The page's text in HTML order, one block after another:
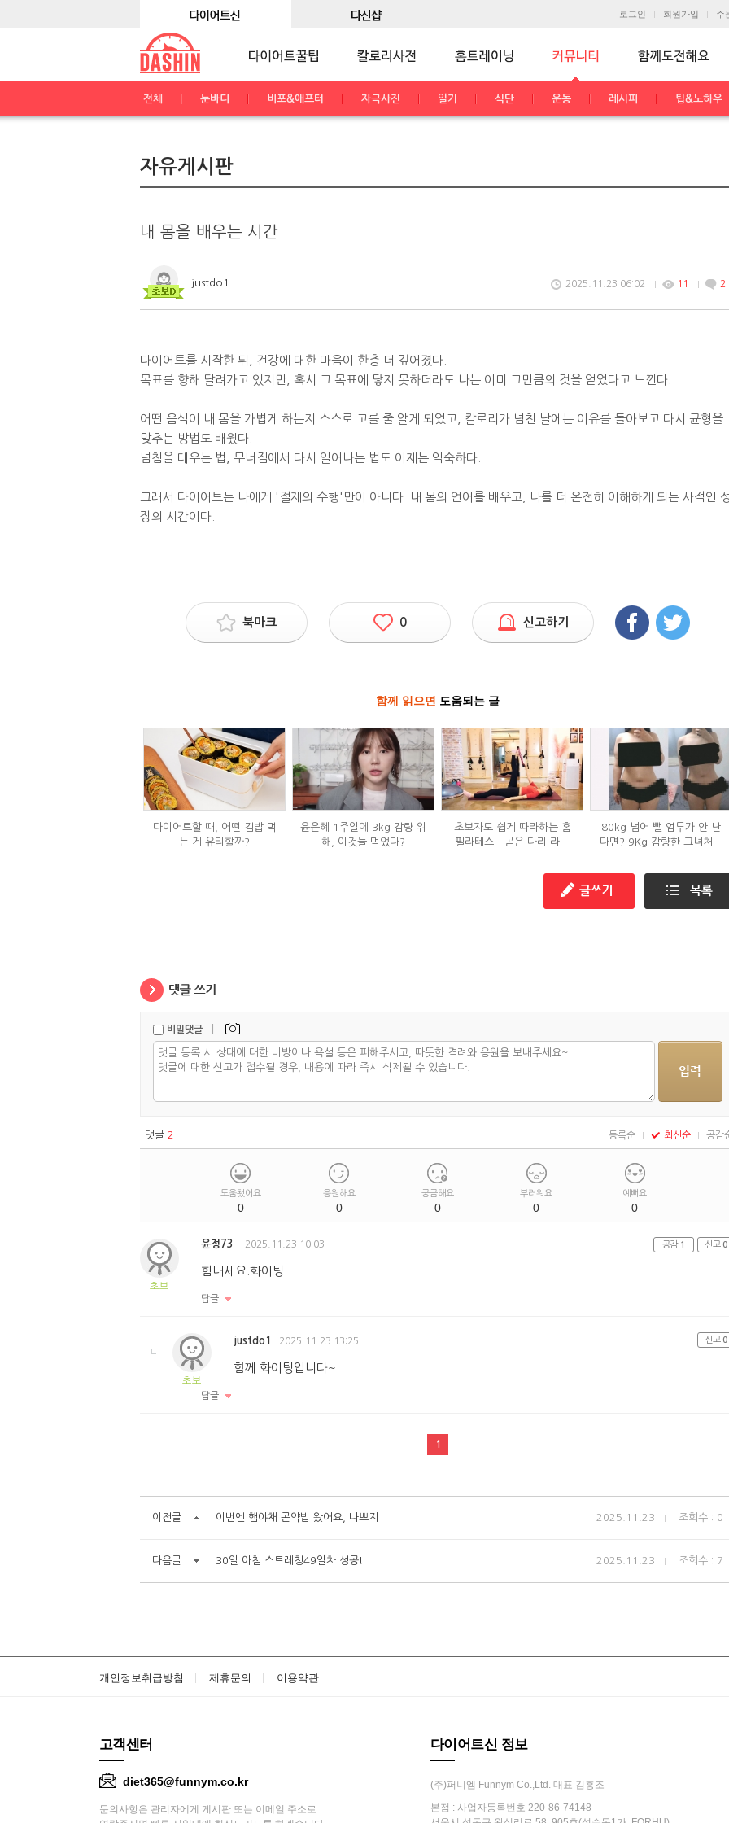
로그인 회원가입 주
전체 눈바디 비포&애프터 자극사진 일기 식단 운동 레시피 팁&노하우
자유게시판
내 몸을 배우는 시간
justdo1 2025.11.23 06:02 11 2
다이어트를 시작한 뒤, 건강에 대한 마음이 한층 더 깊어졌다.
목표를 향해 달려가고 있지만, 혹시 그 목표에 닿지 못하더라도 나는 이미 그만큼의 것을 얻었다고 느낀다.
어떤 음식이 내 몸을 가볍게 하는지 스스로 고를 줄 알게 되었고, 칼로리가 넘친 날에는 이유를 돌아보고 다시 균형을
맞추는 방법도 배웠다.
넘침을 태우는 법, 무너짐에서 다시 일어나는 법도 이제는 익숙하다.
그래서 다이어트는 나에게 '절제의 수행'만이 아니다. 내 몸의 언어를 배우고, 나를 더 온전히 이해하게 되는 사적인
장의 시간이다.
북마크 0 신고하기
함께 읽으면 도움되는 글
다이어트할 때, 어떤 김밥 먹
는 게 유리할까?
윤은혜 1주일에 3kg 감량 위
해, 이것들 먹었다?
초보자도 쉽게 따라하는 홈
필라테스 – 곧은 다리 라인
80kg 넘어 뺄 엄두가 안 난
다면? 9Kg 감량한 그녀처럼
비밀댓글 |
댓글 2 등록순 최신순 공감
도움됐어요
0
응원해요
0
궁금해요
0
부러워요
0
예뻐요
0
초보
윤정73 2025.11.23 10:03
힘내세요.화이팅
답글
공감 1 신고 0
초보
justdo1 2025.11.23 13:25
함께 화이팅입니다~
신고 0
답글
1
이전글 이번엔 햄야채 곤약밥 왔어요, 나쁘지 2025.11.23 조회수 : 0
다음글 30일 아침 스트레칭49일차 성공! 2025.11.23 조회수 : 7
개인정보취급방침 제휴문의 이용약관
고객센터
diet365@funnym.co.kr
문의사항은 관리자에게 게시판 또는 이메일 주소로
다이어트신 정보
(주)퍼니엠 Funnym Co.,Ltd. 대표 김흥조
본점 : 사업자등록번호 220-86-74148